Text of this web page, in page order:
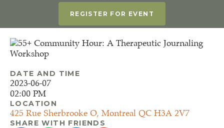
REGISTER FOR EVENT
DATE AND TIME
2023-06-07
02:00 PM
LOCATION
425 Rue Sherbrooke O, Montreal QC H3A 2V7
SHARE WITH FRIENDS